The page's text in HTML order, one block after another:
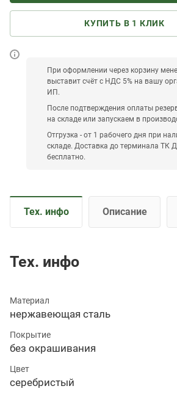
КУПИТЬ В 1 КЛИК
При оформлении через корзину
выставит счёт с НДС 5% на вашу
ИП.
После подтверждения оплаты
на складе или запускаем в
Отгрузка - от 1 рабочего дня при
складе. Доставка до терминала ТК
бесплатно.
Тех. инфо Описание
Тех. инфо
Материал
нержавеющая сталь
Покрытие
без окрашивания
Цвет
серебристый